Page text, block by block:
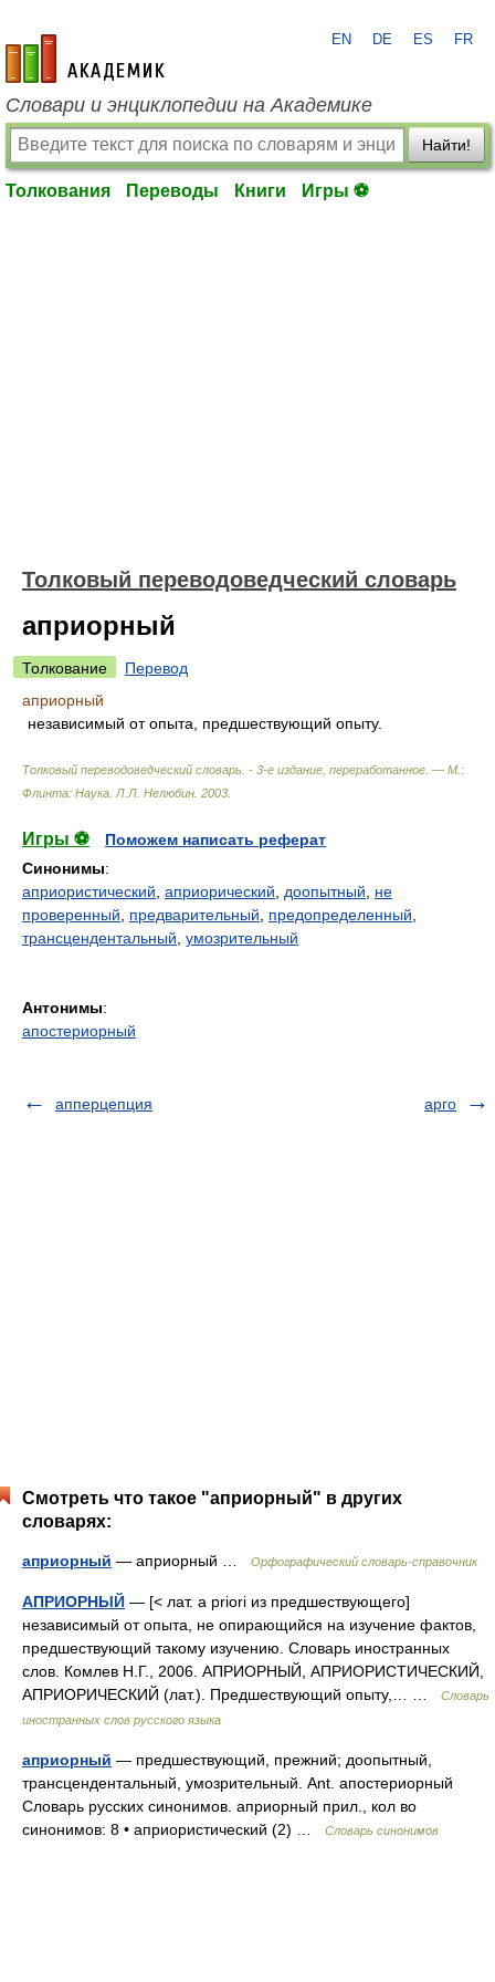
academic.ru
EN DE ES FR
Словари и энциклопедии на Академике
Найти!
Толкования Переводы Книги Игры ⚽
Толковый переводоведческий словарь
априорный
Толкование
Перевод
априорный
независимый от опыта, предшествующий опыту.
Толковый переводоведческий словарь. - 3-е издание, переработанное. — М.:
Флинта: Наука Л.Л. Нелюбин 2003
Игры ⚽
Поможем написать реферат
Синонимы:
априористический априорический доопытный
не
проверенный
предварительный предопределенный
трансцендентальный умозрительный
Антонимы:
апостериорный
апперцепция арго
Смотреть что такое "априорный" в других
словарях:
априорный — априорный … Орфографический словарь-справочник
АПРИОРНЫЙ — [< лат. a priori из предшествующего]
независимый от опыта, не опирающийся на изучение фактов,
предшествующий такому изучению. Словарь иностранных
слов. Комлев Н.Г., 2006. АПРИОРНЫЙ, АПРИОРИСТИЧЕСКИЙ,
АПРИОРИЧЕСКИЙ (лат.). Предшествующий опыту,… …
Словарь
иностранных слов русского языка
априорный — предшествующий, прежний; доопытный,
трансцендентальный, умозрительный. Ant. апостериорный
Словарь русских синонимов. априорный прил., кол во
синонимов: 8 • априористический (2) …
Словарь синонимов